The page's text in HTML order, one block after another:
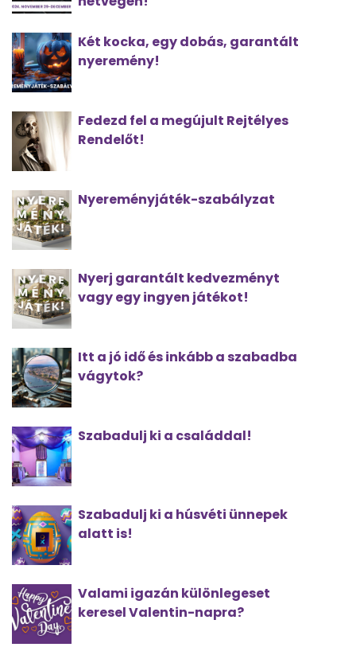
Két kocka, egy dobás, garantált
nyeremény!
Fedezd fel a megújult Rejtélyes
Rendelőt!
Nyereményjáték-szabályzat
Nyerj garantált kedvezményt
vagy egy ingyen játékot!
Itt a jó idő és inkább a szabadba
vágytok?
Szabadulj ki a családdal!
Szabadulj ki a húsvéti ünnepek
alatt is!
Valami igazán különlegeset
keresel Valentin-napra?